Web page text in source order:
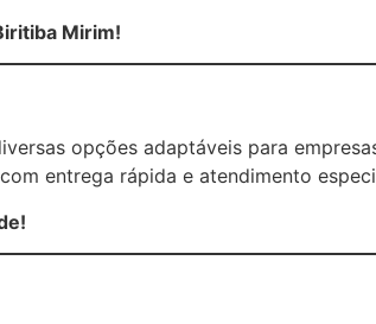
Mirim!
opções adaptáveis para
entrega rápida e atendimento